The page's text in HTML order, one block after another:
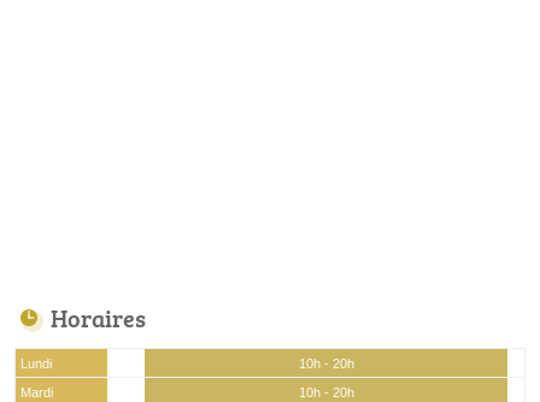
Horaires
Lundi
10h - 20h
Mardi
10h - 20h